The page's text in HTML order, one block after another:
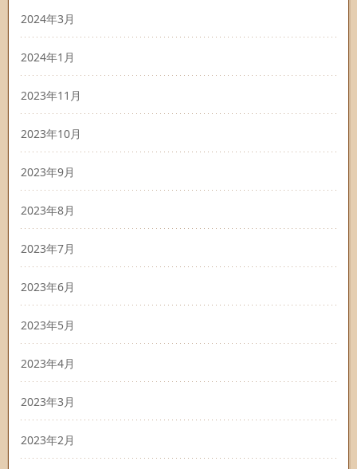
2024年3月
2024年1月
2023年11月
2023年10月
2023年9月
2023年8月
2023年7月
2023年6月
2023年5月
2023年4月
2023年3月
2023年2月